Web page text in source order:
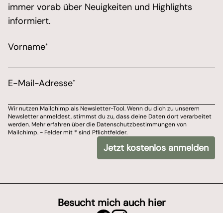
immer vorab über Neuigkeiten und Highlights
informiert.
Vorname*
E-Mail-Adresse*
Du kannst dich jederzeit von meinem Newsletter
Wir nutzen Mailchimp als Newsletter-Tool. Wenn du dich zu unserem
/* real people should not fill this in and expect
Wir nutzen Mailchimp als Newsletter-Tool. Wenn du dich zu unserem
Newsletter anmeldest, stimmst du zu, dass deine Daten dort verarbeitet
werden. Mehr erfahren über die Datenschutzbestimmungen von
Mailchimp. - Felder mit * sind Pflichtfelder.
Jetzt kostenlos anmelden
Besucht mich auch hier